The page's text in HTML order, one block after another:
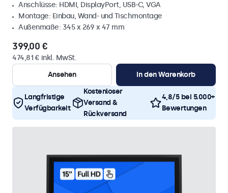
Anschlüsse: HDMI, DisplayPort, USB-C, VGA
Montage: Einbau, Wand- und Tischmontage
Außenmaße: 345 x 269 x 47 mm
399,00 €
474,81 € inkl. MwSt.
Ansehen
In den Warenkorb
Langfristige
Verfügbarkeit
Kostenloser
Versand &
Rückversand
4,8/5 bei 5.000+
Bewertungen